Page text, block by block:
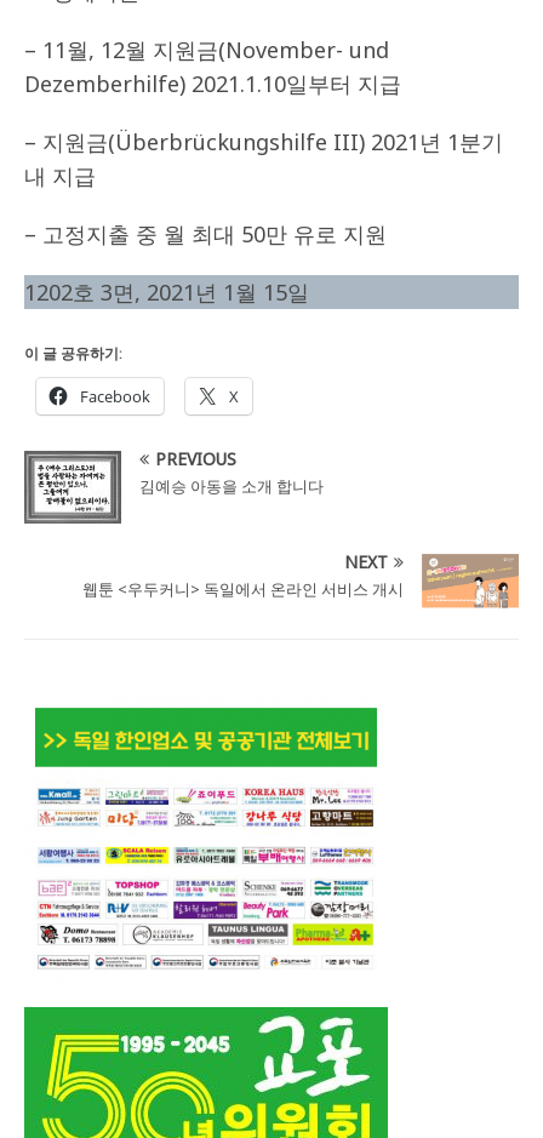
– 11월, 12월 지원금(November- und
Dezemberhilfe) 2021.1.10일부터 지급
– 지원금(Überbrückungshilfe III) 2021년 1분기
내 지급
– 고정지출 중 월 최대 50만 유로 지원
1202호 3면, 2021년 1월 15일
이 글 공유하기:
Facebook X
PREVIOUS
김예승 아동을 소개 합니다
NEXT
웹툰 <우두커니> 독일에서 온라인 서비스 개시